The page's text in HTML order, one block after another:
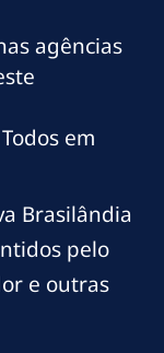
agências
em
Brasilândia
pelo
e outras